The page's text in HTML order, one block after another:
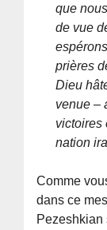
que
de vue
prières
Dieu
venue –
victoires
nation
Comme
dans ce
Pezeshkian